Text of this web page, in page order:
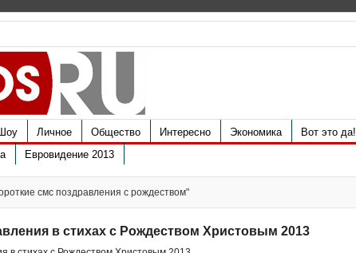
Личное Общество Интересно Экономика Вот это да!
Евровидение 2013
смс поздравления с рождеством"
в стихах с Рождеством Христовым 2013